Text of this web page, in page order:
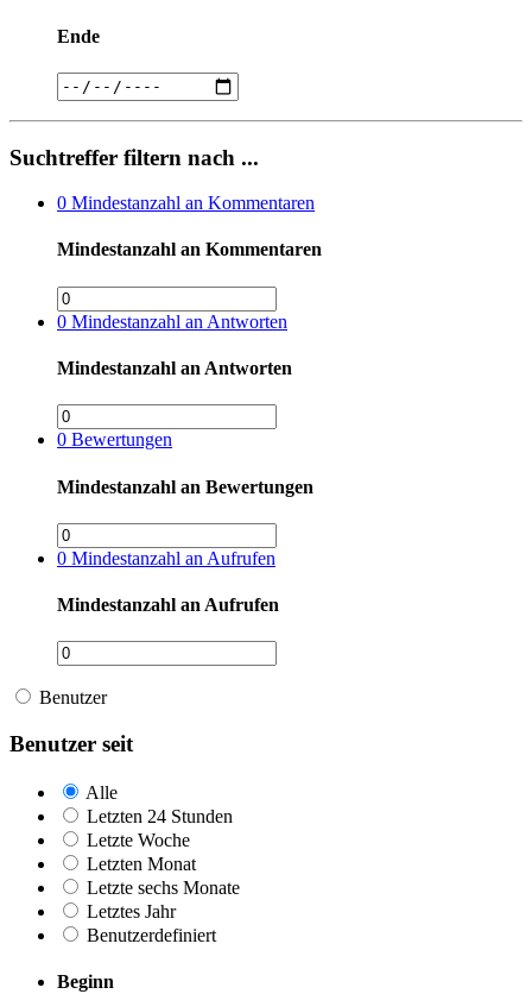
Ende
Suchtreffer filtern nach ...
0 Mindestanzahl an Kommentaren
Mindestanzahl an Kommentaren
0 Mindestanzahl an Antworten
Mindestanzahl an Antworten
0 Bewertungen
Mindestanzahl an Bewertungen
0 Mindestanzahl an Aufrufen
Mindestanzahl an Aufrufen
Benutzer
Benutzer seit
Alle
Letzten 24 Stunden
Letzte Woche
Letzten Monat
Letzte sechs Monate
Letztes Jahr
Benutzerdefiniert
Beginn